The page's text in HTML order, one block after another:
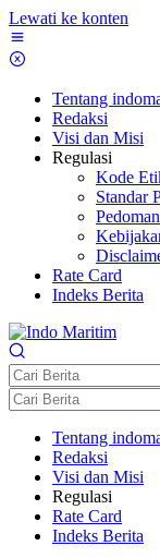
Lewati ke konten
Tentang
Redaksi
Visi dan Misi
Regulasi
Kode
Standar
Rate Card
Indeks Berita
Tentang
Redaksi
Visi dan Misi
Regulasi
Rate Card
Indeks Berita